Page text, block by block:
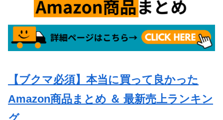
【ブクマ必須】本当に買って良かった
Amazon商品まとめ ＆ 最新売上ランキン